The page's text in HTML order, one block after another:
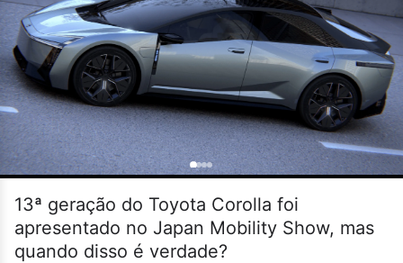
13ª geração do Toyota Corolla foi
apresentado no Japan Mobility Show, mas
quando disso é verdade?